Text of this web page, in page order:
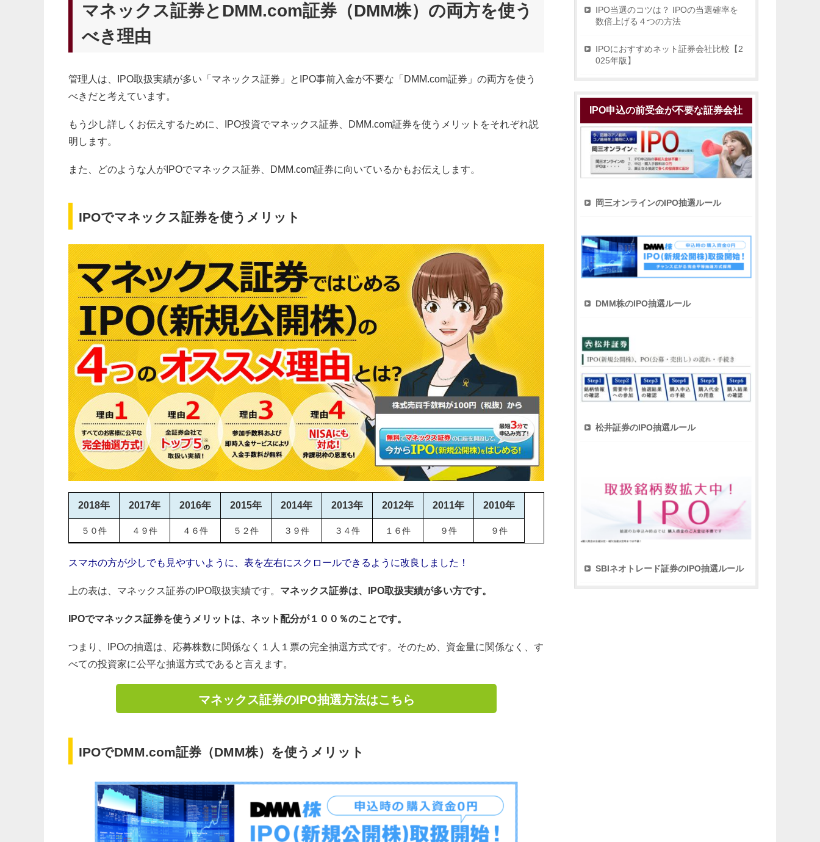
マネックス証券とDMM.com証券（DMM株）の両方を使う
べき理由
管理人は、IPO取扱実績が多い「マネックス証券」とIPO事前入金が不要な「DMM.com証券」の両方を使う
べきだと考えています。
もう少し詳しくお伝えするために、IPO投資でマネックス証券、DMM.com証券を使うメリットをそれぞれ説
明します。
また、どのような人がIPOでマネックス証券、DMM.com証券に向いているかもお伝えします。
IPOでマネックス証券を使うメリット
2018年 2017年 2016年 2015年 2014年 2013年 2012年 2011年 2010年
５０件 ４９件 ４６件 ５２件 ３９件 ３４件 １６件 ９件 ９件
スマホの方が少しでも見やすいように、表を左右にスクロールできるように改良しました！
上の表は、マネックス証券のIPO取扱実績です。 マネックス証券は、IPO取扱実績が多い方です。
IPOでマネックス証券を使うメリットは、ネット配分が１００％のことです。
つまり、IPOの抽選は、応募株数に関係なく１人１票の完全抽選方式です。そのため、資金量に関係なく、す
べての投資家に公平な抽選方式であると言えます。
マネックス証券のIPO抽選方法はこちら
IPOでDMM.com証券（DMM株）を使うメリット
IPO当選のコツは？ IPOの当選確率を
数倍上げる４つの方法
IPOにおすすめネット証券会社比較【2
025年版】
IPO申込の前受金が不要な証券会社
岡三オンラインのIPO抽選ルール
DMM株のIPO抽選ルール
松井証券のIPO抽選ルール
SBIネオトレード証券のIPO抽選ルール